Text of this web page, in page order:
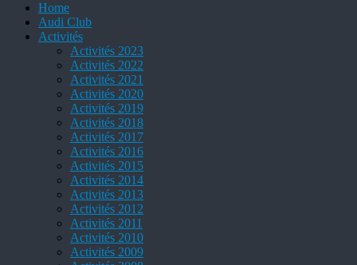
Home
Audi Club
Activités
Activités 2023
Activités 2022
Activités 2021
Activités 2020
Activités 2019
Activités 2018
Activités 2017
Activités 2016
Activités 2015
Activités 2014
Activités 2013
Activités 2012
Activités 2011
Activités 2010
Activités 2009